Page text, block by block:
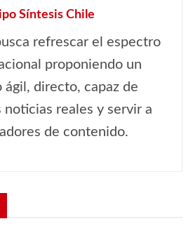
Síntesis Chile
refrescar el espectro
proponiendo un
ágil, directo, capaz de
reales y servir a
de contenido.